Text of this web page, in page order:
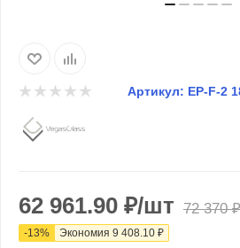
Артикул: EP-F-2
62 961.90 ₽/шт 72 370₽
-13% Экономия 9 408.10 ₽